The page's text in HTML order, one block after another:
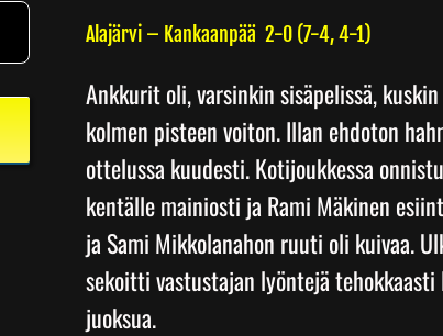
Alajärvi – Kankaanpää 2-0 (7-4, 4-1)
Ankkurit oli, varsinkin sisäpelissä,
kolmen pisteen voiton. Illan ehdoton
ottelussa kuudesti. Kotijoukkessa
kentälle mainiosti ja Rami Mäkinen
ja Sami Mikkolanahon ruuti oli kuivaa.
sekoitti vastustajan lyöntejä
juoksua.